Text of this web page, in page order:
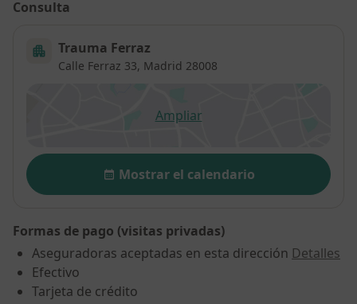
Consulta
Trauma Ferraz
Calle Ferraz 33, Madrid 28008
Ampliarse abre en una nueva
Disponibilidad
Mostrar el calendario
Formas de pago (visitas privadas)
Aseguradoras aceptadas en esta dirección Detalles
Efectivo
Tarjeta de crédito